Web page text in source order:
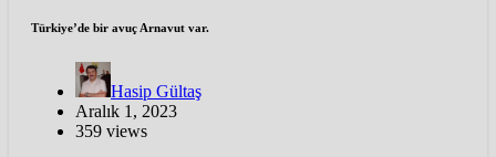
Türkiye’de bir avuç Arnavut var.
Hasip Gültaş
Aralık 1, 2023
359 views